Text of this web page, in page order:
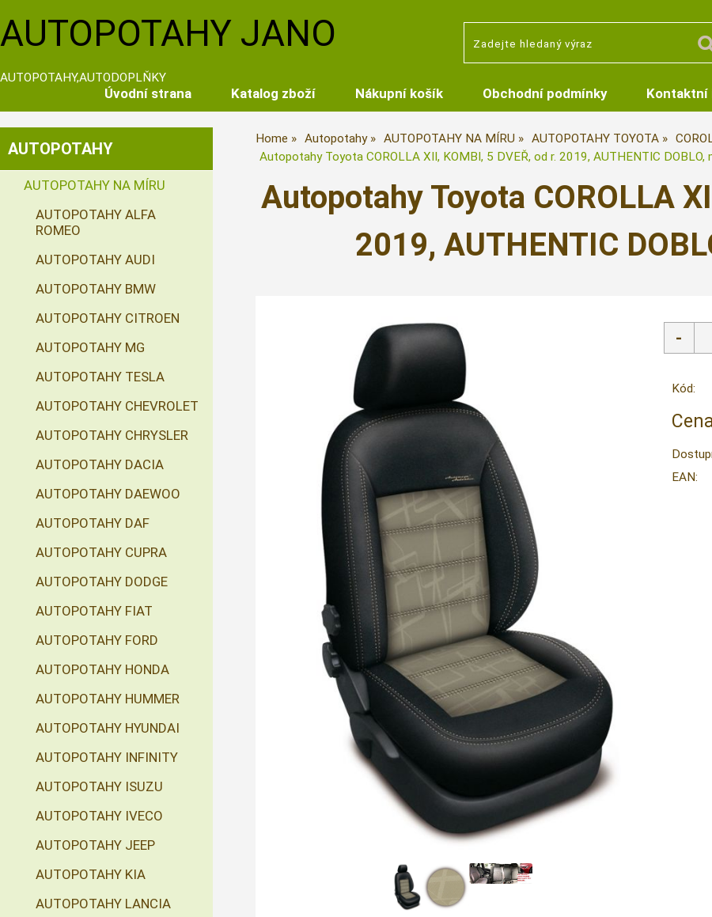
AUTOPOTAHY JANO
AUTOPOTAHY,AUTODOPLŇKY
Úvodní strana Katalog zboží Nákupní košík Obchodní podmínky Kontaktní
Home Autopotahy AUTOPOTAHY NA MÍRU AUTOPOTAHY TOYOTA
Autopotahy Toyota COROLLA XII, KOMBI, 5 DVEŘ, od r. 2019, AUTHENTIC DOBLO,
Autopotahy Toyota COROLLA
2019, AUTHENTIC
Kód:
EAN:
AUTOPOTAHY
AUTOPOTAHY NA MÍRU
AUTOPOTAHY ALFA
ROMEO
AUTOPOTAHY AUDI
AUTOPOTAHY BMW
AUTOPOTAHY CITROEN
AUTOPOTAHY MG
AUTOPOTAHY TESLA
AUTOPOTAHY CHEVROLET
AUTOPOTAHY CHRYSLER
AUTOPOTAHY DACIA
AUTOPOTAHY DAEWOO
AUTOPOTAHY DAF
AUTOPOTAHY CUPRA
AUTOPOTAHY DODGE
AUTOPOTAHY FIAT
AUTOPOTAHY FORD
AUTOPOTAHY HONDA
AUTOPOTAHY HUMMER
AUTOPOTAHY HYUNDAI
AUTOPOTAHY INFINITY
AUTOPOTAHY ISUZU
AUTOPOTAHY IVECO
AUTOPOTAHY JEEP
AUTOPOTAHY KIA
AUTOPOTAHY LANCIA